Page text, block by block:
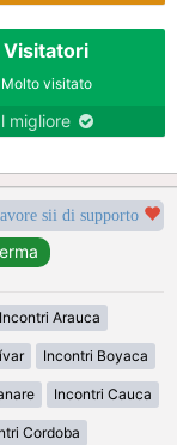
Visitatori
Molto visitato
migliore
sii di supporto
Incontri Arauca
Incontri Boyaca
Incontri Cauca
Cordoba